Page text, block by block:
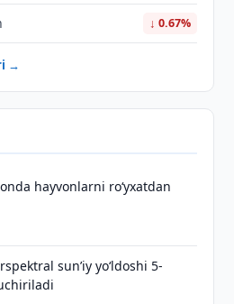
↓ 0.67%
→
hayvonlarni ro‘yxatdan
sun’iy yo‘ldoshi 5-